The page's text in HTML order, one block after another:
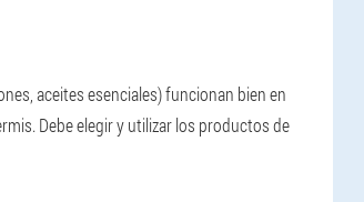
aceites esenciales) funcionan bien en
Debe elegir y utilizar los productos de